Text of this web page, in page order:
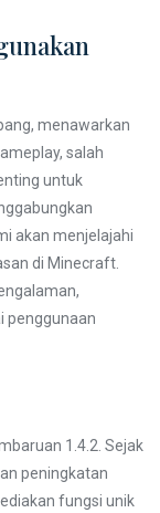
menawarkan
salah
untuk
akan menjelajahi
di Minecraft.
penggunaan
1.4.2. Sejak
peningkatan
fungsi unik